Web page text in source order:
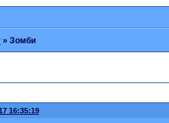
»Зомби
16:35:19